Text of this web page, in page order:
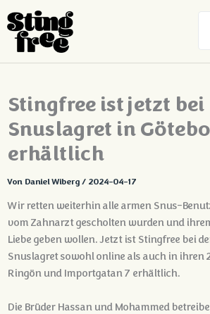
Inhalt
Stingfree ist jetzt bei
Snuslagret in
erhältlich
Von Daniel Wiberg / 2024-04-17
Wir retten weiterhin alle armen Snus-
vom Zahnarzt gescholten wurden und
Liebe geben wollen. Jetzt ist Stingfree bei
Snuslagret sowohl online als auch in ihren
Ringön und Importgatan 7 erhältlich.
Die Brüder Hassan und Mohammed